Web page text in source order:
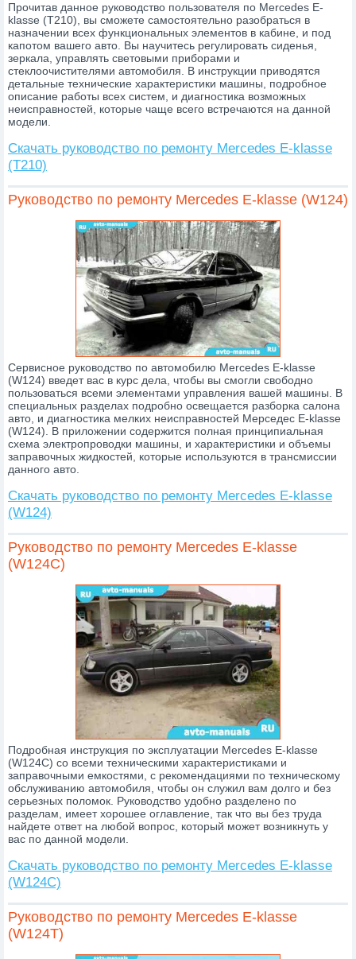
Прочитав данное руководство пользователя по Mercedes E-
klasse (T210), вы сможете самостоятельно разобраться в
назначении всех функциональных элементов в кабине, и под
капотом вашего авто. Вы научитесь регулировать сиденья,
зеркала, управлять световыми приборами и
стеклоочистителями автомобиля. В инструкции приводятся
детальные технические характеристики машины, подробное
описание работы всех систем, и диагностика возможных
неисправностей, которые чаще всего встречаются на данной
модели.
Скачать руководство по ремонту Mercedes E-klasse
(T210)
Руководство по ремонту Mercedes E-klasse (W124)
Сервисное руководство по автомобилю Mercedes E-klasse
(W124) введет вас в курс дела, чтобы вы смогли свободно
пользоваться всеми элементами управления вашей машины. В
специальных разделах подробно освещается разборка салона
авто, и диагностика мелких неисправностей Мерседес E-klasse
(W124). В приложении содержится полная принципиальная
схема электропроводки машины, и характеристики и объемы
заправочных жидкостей, которые используются в трансмиссии
данного авто.
Скачать руководство по ремонту Mercedes E-klasse
(W124)
Руководство по ремонту Mercedes E-klasse
(W124C)
Подробная инструкция по эксплуатации Mercedes E-klasse
(W124C) со всеми техническими характеристиками и
заправочными емкостями, с рекомендациями по техническому
обслуживанию автомобиля, чтобы он служил вам долго и без
серьезных поломок. Руководство удобно разделено по
разделам, имеет хорошее оглавление, так что вы без труда
найдете ответ на любой вопрос, который может возникнуть у
вас по данной модели.
Скачать руководство по ремонту Mercedes E-klasse
(W124C)
Руководство по ремонту Mercedes E-klasse
(W124T)